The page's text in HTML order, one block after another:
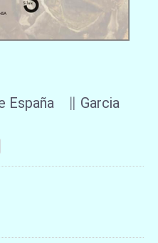
España ∥ Garcia